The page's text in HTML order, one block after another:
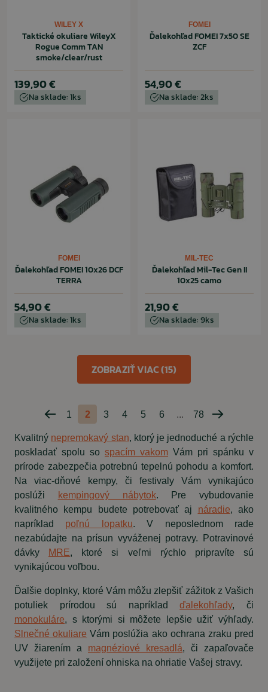
WILEY X
Taktické okuliare WileyX
Rogue Comm TAN
smoke/clear/rust
139,90 €
Na sklade: 1ks
FOMEI
Ďalekohľad FOMEI 7x50 SE
ZCF
54,90 €
Na sklade: 2ks
FOMEI
Ďalekohľad FOMEI 10x26 DCF
TERRA
54,90 €
Na sklade: 1ks
MIL-TEC
Ďalekohľad Mil-Tec Gen II
10x25 camo
21,90 €
Na sklade: 9ks
Predchádzajúca
1 2 3 4 5 6 ... 78
strana
ZOBRAZIŤ VIAC (15)
Kvalitný nepremokavý stan, ktorý je jednoduché a rýchle
poskladať spolu so spacím vakom Vám pri spánku v
prírode zabezpečia potrebnú tepelnú pohodu a komfort.
Na viac-dňové kempy, či festivaly Vám vynikajúco
poslúži
kempingový nábytok. Pre vybudovanie
kvalitného kempu budete potrebovať aj náradie, ako
napríklad poľnú lopatku. V neposlednom rade
nezabúdajte na prísun vyváženej potravy. Potravinové
dávky
MRE, ktoré si veľmi rýchlo pripravíte sú
vynikajúcou voľbou.
Ďalšie doplnky, ktoré Vám môžu zlepšiť zážitok z Vašich
potuliek prírodou sú napríkladďalekohľady, či
monokuláre, s ktorými si môžete lepšie užiť výhľady.
Slnečné okuliare Vám poslúžia ako ochrana zraku pred
UV žiarením a magnéziové kresadlá, či zapaľovače
využijete pri založení ohniska na ohriatie Vašej stravy.